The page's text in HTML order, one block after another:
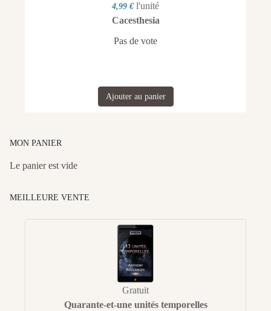
4,99 € l'unité
Cacesthesia
Pas de vote
Ajouter au panier
MON PANIER
Le panier est vide
MEILLEURE VENTE
Gratuit
Quarante-et-une unités temporelles